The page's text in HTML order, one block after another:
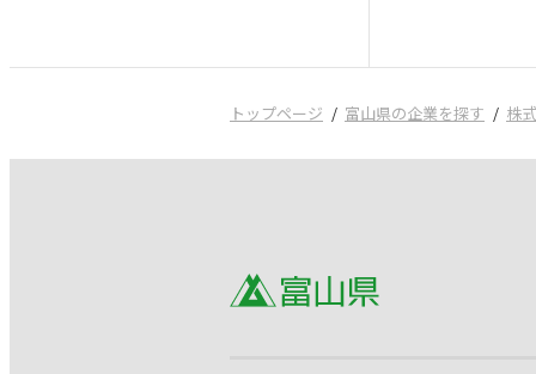
トップページ 富山県の企業を探す 株